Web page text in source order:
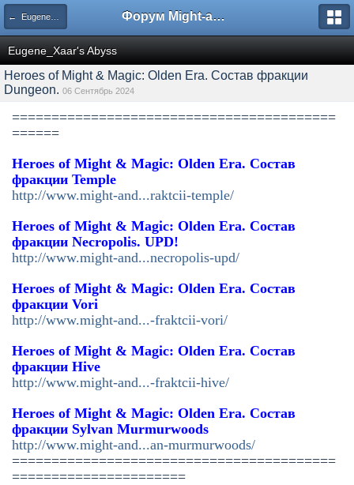
← Eugene_Xaar's Abyss Форум Might-and-Magic.ru
Eugene_Xaar's Abyss
Heroes of Might & Magic: Olden Era. Состав фракции
Dungeon. 06 Сентябрь 2024
=========================================
======
Heroes of Might & Magic: Olden Era. Состав
фракции Temple
http://www.might-and...raktcii-temple/
Heroes of Might & Magic: Olden Era. Состав
фракции Necropolis. UPD!
http://www.might-and...necropolis-upd/
Heroes of Might & Magic: Olden Era. Состав
фракции Vori
http://www.might-and...-fraktcii-vori/
Heroes of Might & Magic: Olden Era. Состав
фракции Hive
http://www.might-and...-fraktcii-hive/
Heroes of Might & Magic: Olden Era. Состав
фракции Sylvan Murmurwoods
http://www.might-and...an-murmurwoods/
=========================================
======================